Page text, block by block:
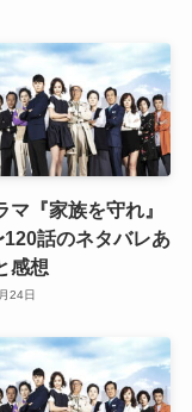
マ『家族を守れ』
120話のネタバレあ
感想
24日